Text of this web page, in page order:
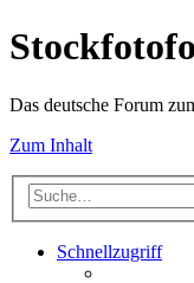
Das deutsche Forum
Zum Inhalt
Schnellzugriff